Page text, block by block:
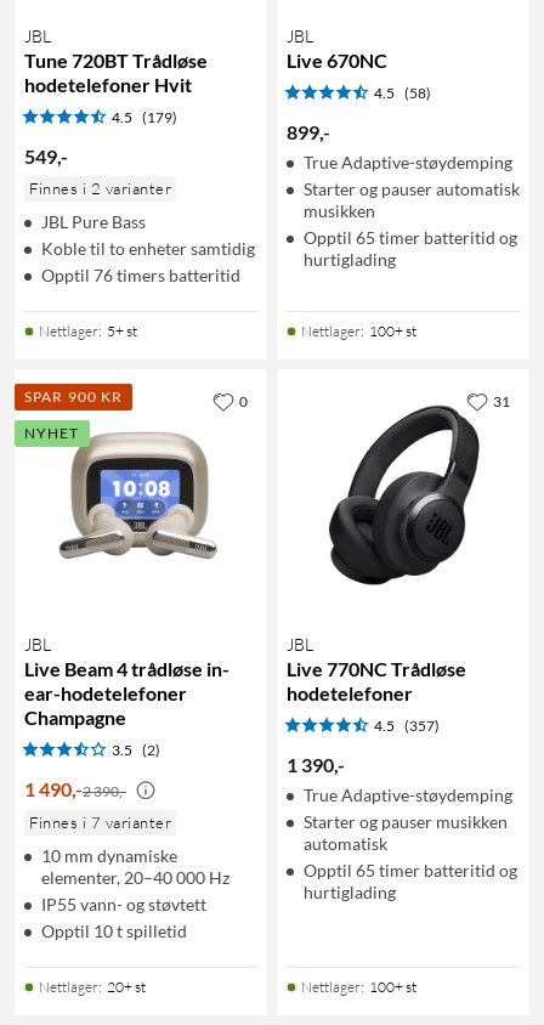
JBL
Tune 720BT Trådløse
hodetelefoner Hvit
4.5 (179)
549,-
Finnes i 2 varianter
JBL Pure Bass
Koble til to enheter samtidig
Opptil 76 timers batteritid
Nettlager: 5+ st
JBL
Live 670NC
4.5 (58)
899,-
True Adaptive-støydemping
Starter og pauser automatisk
musikken
Opptil 65 timer batteritid og
hurtiglading
Nettlager: 100+ st
SPAR 900 KR
NYHET
JBL
Live Beam 4 trådløse in-
ear-hodetelefoner
Champagne
3.5 (2)
1 490,-2 390,-
Finnes i 7 varianter
10 mm dynamiske
elementer, 20–40 000 Hz
IP55 vann- og støvtett
Opptil 10 t spilletid
Nettlager: 20+ st
0
JBL
Live 770NC Trådløse
hodetelefoner
4.5 (357)
1 390,-
True Adaptive-støydemping
Starter og pauser musikken
automatisk
Opptil 65 timer batteritid og
hurtiglading
Nettlager: 100+ st
31